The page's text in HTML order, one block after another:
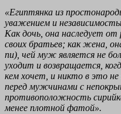
«Египтянка из
уважением и
Как дочь, она наследует
своих братьев; как жена,
пи), чей муж является не
уходит и возвращается,
кем хочет, и никто в это
перед мужчинами с
противоположность
менее плотной фатой».